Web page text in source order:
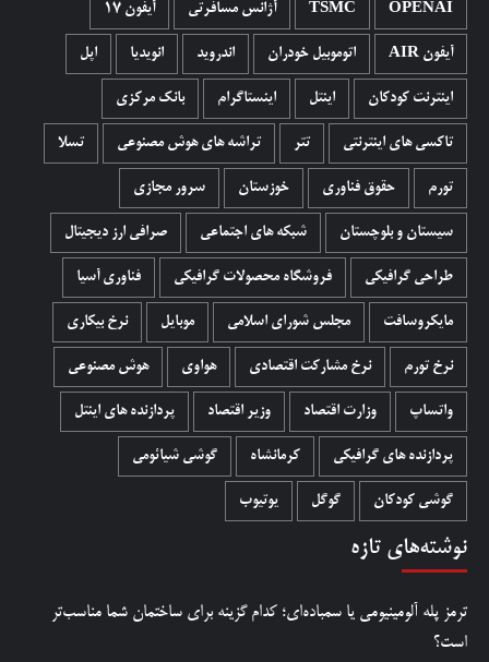
OPENAI
TSMC آژانس مسافرتی آیفون 17
آیفون AIR اتوموبیل خودران اندروید انویدیا اپل
اینترنت کودکان اینتل اینستاگرام بانک مرکزی
تاکسی های اینترنتی تتر تراشه های هوش مصنوعی تسلا
تورم حقوق فناوری خوزستان سرور مجازی
سیستان و بلوچستان شبکه های اجتماعی صرافی ارز دیجیتال
طراحی گرافیکی فروشگاه محصولات گرافيکی فناوری آسیا
مایکروسافت مجلس شورای اسلامی موبایل نرخ بیکاری
نرخ تورم نرخ مشارکت اقتصادی هواوی هوش مصنوعی
واتساپ وزارت اقتصاد وزیر اقتصاد پردازنده های اینتل
پردازنده های گرافیکی کرمانشاه گوشی شیائومی
گوشی کودکان گوگل یوتیوب
نوشته‌های تازه
ترمز پله آلومینیومی یا سمباده‌ای؛ کدام گزینه برای ساختمان شما مناسب‌تر
است؟